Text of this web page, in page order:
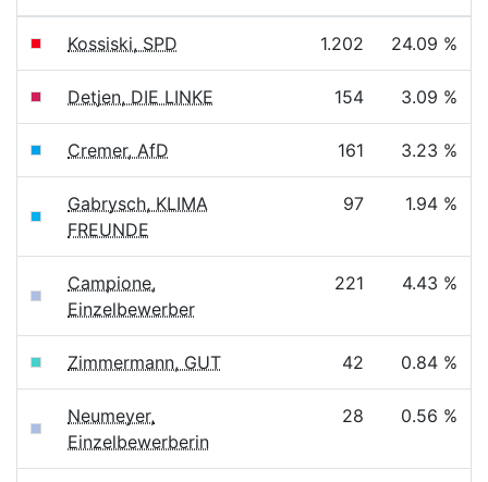
Kossiski, SPD 1.202 24.09 %
Detjen, DIE LINKE 154 3.09 %
Cremer, AfD 161 3.23 %
Gabrysch, KLIMA
FREUNDE
97 1.94 %
Campione,
Einzelbewerber
221 4.43 %
Zimmermann, GUT 42 0.84 %
Neumeyer,
Einzelbewerberin
28 0.56 %